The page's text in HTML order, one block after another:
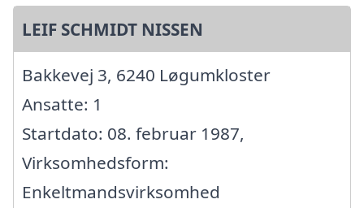
LEIF SCHMIDT NISSEN
Bakkevej 3, 6240 Løgumkloster
Ansatte: 1
Startdato: 08. februar 1987,
Virksomhedsform:
Enkeltmandsvirksomhed